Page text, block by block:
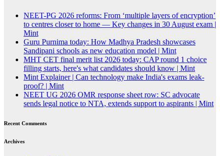
NEET-PG 2026 reforms: From ‘multiple layers of encryption’
to centres closer to home — Key changes in 30 August exam |
Mint
Guru Purnima today: How Madhya Pradesh showcases
Sandipani schools as new education model | Mint
MHT CET final merit list 2026 today: CAP round 1 choice
filling starts, here's what candidates should know | Mint
Mint Explainer | Can technology make India's exams leak-
proof? | Mint
NEET UG 2026 OMR response sheet row: SC advocate
sends legal notice to NTA, extends support to aspirants | Mint
Recent Comments
Archives